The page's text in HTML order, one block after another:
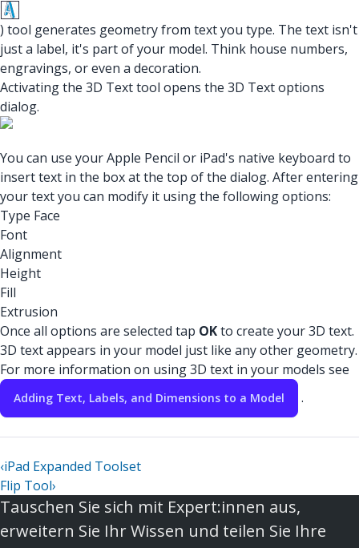
) tool generates geometry from text you type. The text isn't
just a label, it's part of your model. Think house numbers,
engravings, or even a decoration.
Activating the 3D Text tool opens the 3D Text options
dialog.
You can use your Apple Pencil or iPad's native keyboard to
insert text in the box at the top of the dialog. After entering
your text you can modify it using the following options:
Type Face
Font
Alignment
Height
Fill
Extrusion
Once all options are selected tap OKto create your 3D text.
3D text appears in your model just like any other geometry.
For more information on using 3D text in your models see
Adding Text, Labels, and Dimensions to a Model .
‹iPad Expanded Toolset
Flip Tool›
Tauschen Sie sich mit Expert:innen aus,
erweitern Sie Ihr Wissen und teilen Sie Ihre